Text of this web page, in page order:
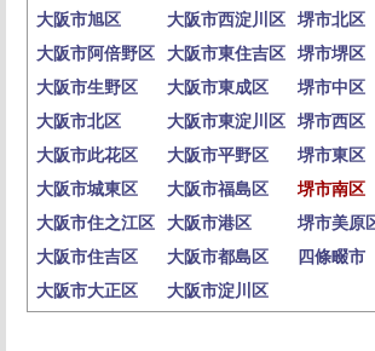
大阪市旭区
大阪市西淀川区 堺市北区
大阪市阿倍野区
大阪市東住吉区 堺市堺区
大阪市生野区
大阪市東成区 堺市中区
大阪市北区
大阪市東淀川区 堺市西区
大阪市此花区
大阪市平野区 堺市東区
大阪市城東区
大阪市福島区 堺市南区
大阪市住之江区
大阪市港区 堺市美原
大阪市住吉区
大阪市都島区 四條畷市
大阪市大正区
大阪市淀川区